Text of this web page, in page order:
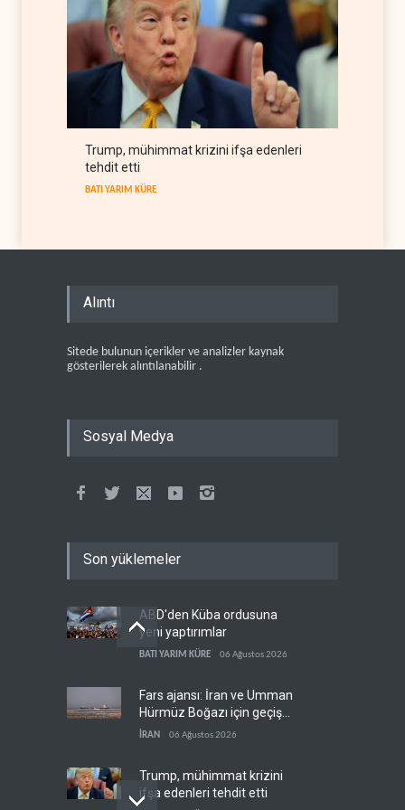
Trump, mühimmat krizini ifşa edenleri
tehdit etti
BATI YARIM KÜRE
Alıntı
Sitede bulunun içerikler ve analizler kaynak
gösterilerek alıntılanabilir .
Sosyal Medya
Son yüklemeler
ABD'den Küba ordusuna
yeni yaptırımlar
BATI YARIM KÜRE 06 Ağustos 2026
Fars ajansı: İran ve Umman
Hürmüz Boğazı için geçiş
koridorlarında anlaştı
İRAN 06 Ağustos 2026
Trump, mühimmat krizini
ifşa edenleri tehdit etti